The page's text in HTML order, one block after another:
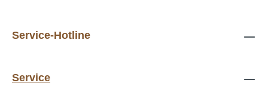
Service-Hotline
Service